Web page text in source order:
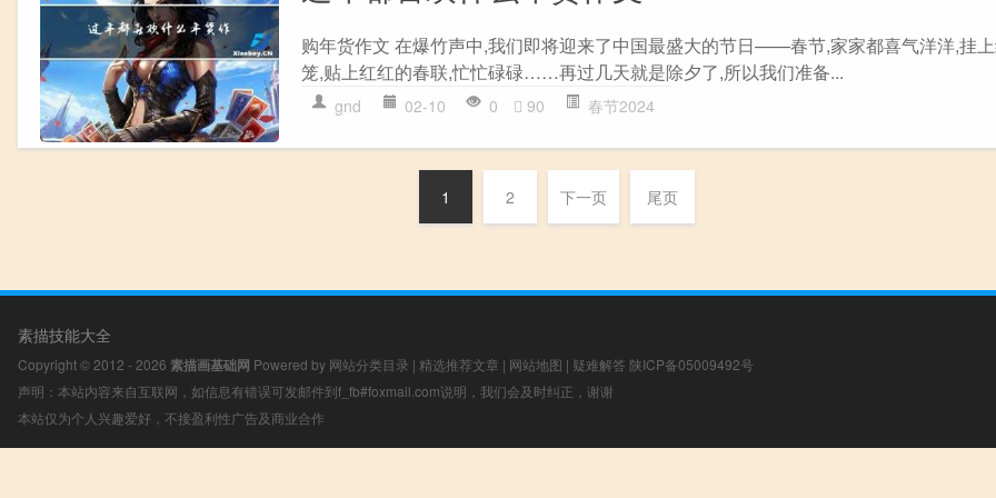
购年货作文 在爆竹声中,我们即将迎来了中国最盛大的节日——春节,家家都喜气洋洋,挂
笼,贴上红红的春联,忙忙碌碌……再过几天就是除夕了,所以我们准备...
gnd 02-10 0 90 春节2024
1 2 下一页 尾页
素描技能大全
Copyright © 2012 - 2026 素描画基础网 Powered by 网站分类目录 | 精选推荐文章 | 网站地图 | 疑难解答 陕ICP备05009492号
声明：本站内容来自互联网，如信息有错误可发邮件到f_fb#foxmail.com说明，我们会及时纠正，谢谢
本站仅为个人兴趣爱好，不接盈利性广告及商业合作